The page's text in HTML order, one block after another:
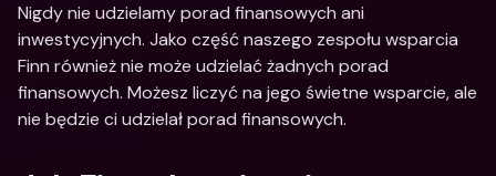
Nigdy nie udzielamy porad finansowych ani
inwestycyjnych. Jako część naszego zespołu wsparcia
Finn również nie może udzielać żadnych porad
finansowych. Możesz liczyć na jego świetne wsparcie, ale
nie będzie ci udzielał porad finansowych.